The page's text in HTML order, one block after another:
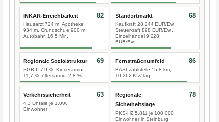
INKAR-Erreichbarkeit
Hausarzt 724 m, Apotheke
934 m, Grundschule 900 m,
Autobahn 16,5 Min.
82 Standortmarkt
Kaufkraft 28.244 EUR/Ew.,
Steuerkraft 898 EUR/Ew.,
Einzelhandel 9.228
EUR/Ew.
68
Regionale Sozialstruktur
SGB II 7,9 %, Kinderarmut
11,7 %, Altersarmut 2,8 %
69 Fernstraßenumfeld
BASt-Zählstelle 15,8 km,
10.262 Kfz/Tag
86
Verkehrssicherheit
4,3 Unfälle je 1.000
Einwohner
63
Regionale
Sicherheitslage
PKS-HZ 5.811 je 100.000
Einwohner in Steinburg
78